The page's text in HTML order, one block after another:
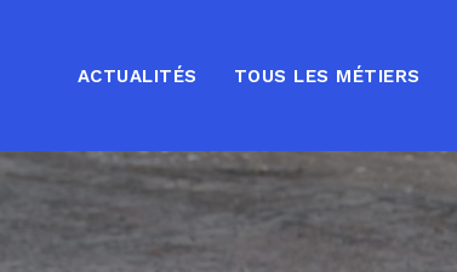
ACTUALITÉS TOUS LES MÉTIERS